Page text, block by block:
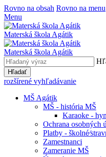
Rovno na obsah Rovno na menu
Menu
Materská škola Agátik
Materská škola Agátik
Hľadať
rozšírené vyhľadávanie
MŠ Agátik
MŠ - história MŠ
Karaoke -
Ochrana osobných
Platby -
Zamestnanci
Zameranie MŠ